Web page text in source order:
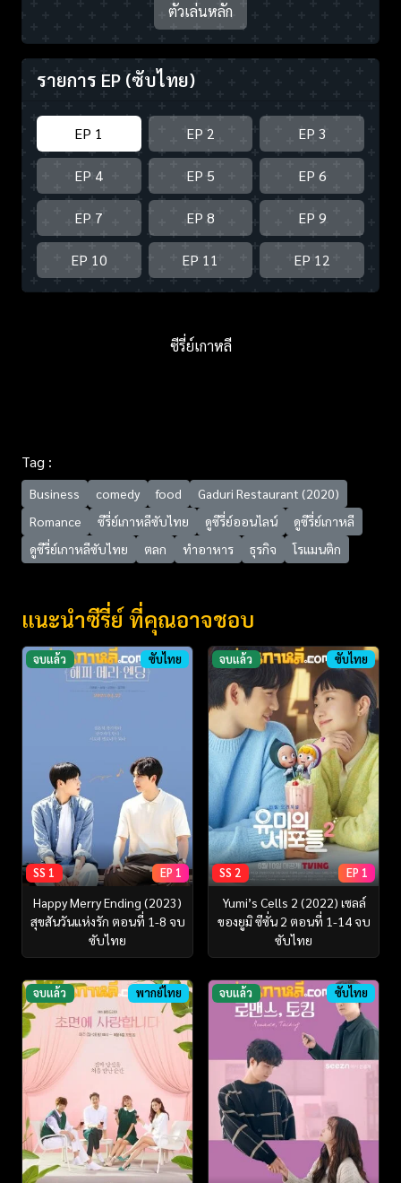
ตัวเล่นหลัก
รายการ EP (ซับไทย)
EP 1 EP 2 EP 3
EP 4 EP 5 EP 6
EP 7 EP 8 EP 9
EP 10 EP 11 EP 12
ซีรี่ย์เกาหลี
Tag :
Business comedy food
Gaduri Restaurant (2020)
Romance
ซีรี่ย์เกาหลีซับไทย ดูซีรี่ย์ออนไลน์
ดูซีรี่ย์เกาหลี
ดูซีรี่ย์เกาหลีซับไทย
ตลก ทำอาหาร ธุรกิจ โรแมนติก
แนะนำซีรี่ย์ ที่คุณอาจชอบ
จบแล้ว ซับไทย
SS 1 EP 1
Happy Merry Ending (2023)
สุขสันวันแห่งรัก ตอนที่ 1-8 จบ
ซับไทย
จบแล้ว ซับไทย
SS 2 EP 1
Yumi’s Cells 2 (2022) เซลล์
ของยูมิ ซีซั่น 2 ตอนที่ 1-14 จบ
ซับไทย
จบแล้ว พากย์ไทย จบแล้ว ซับไทย